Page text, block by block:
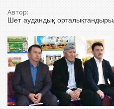
Автор:
Шет аудандық